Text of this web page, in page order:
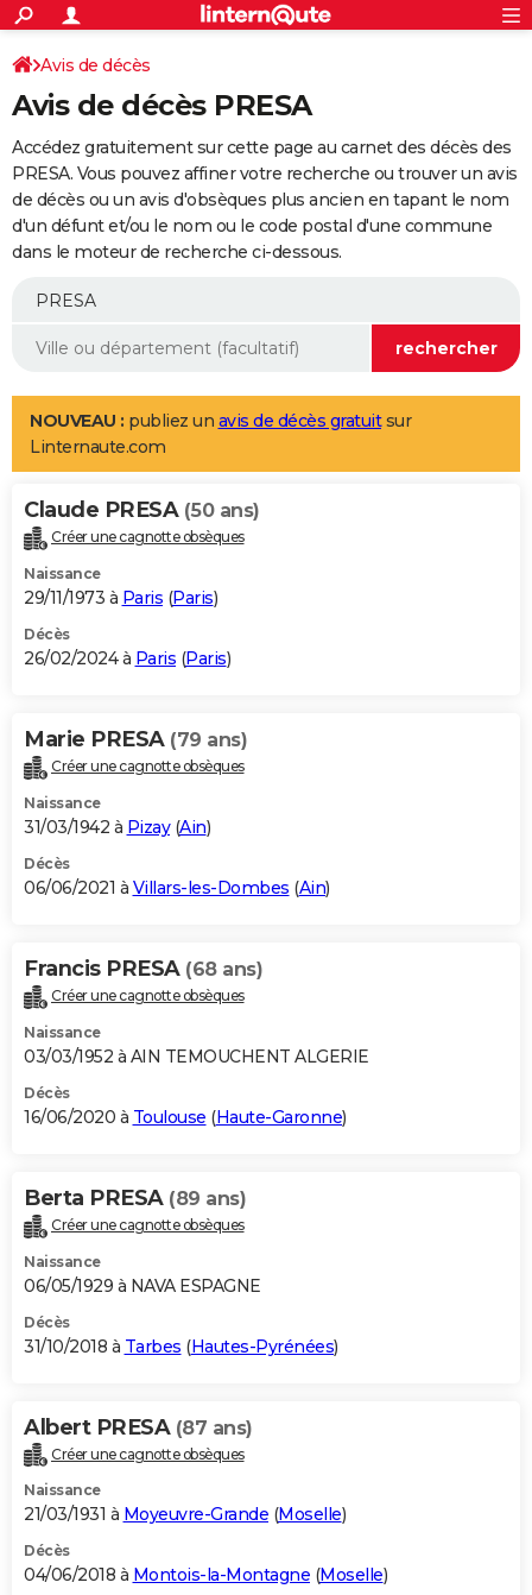
ACTUALITÉS
Politique
Société
Faits Divers
Education
Monde
Villes
+
SPORT
Coupe du monde 2026
Football
Tennis
Cyclisme
Rugby
Forum
Programme TV
TNT
Streaming
Cinéma
Sorties cinéma
Musique
+
FINANCE
Retraite
Impôts
Epargne
Immobilier
Risques naturels par ville
Banque
Assurance
Crédit
AUTO
Essais
Réserver un essai
Citadines
Berlines
SUV
Forum auto
+
Mobiles
Meilleur smartphone
Internet
Ordinateurs
Jeux vidéo
Guide high-tech
Aménagement intérieur
LIFESTYLE
Art de vivre
Bien-être
Loisirs
Mode
Modes de vie
Alimentation
Guide de la santé
Maladies
Médicaments
Sommeil
VOYAGE
Destinations
City break
Voyage nature
Voyage de noces
Forum
Climat
+PHOTO
GUIDES D'ACHAT
BONS PLANS
Carte de Noël
Carte Bonne année
Carte Saint-Valentin
Carte Pâques
Carte d'anniversaire
DICTIONNAIRE
Dictionnaire
Biographies
Citations
Expressions
Proverbes
PROGRAMME TV
S'inscrire
Se connecter
Lycées
Collèges
Primaires
Universités
Entreprises
Service militaire
Avis de recherche
AVIS DE DÉCÈS
Bricolage
Lifestyle
Culture
Sport
Auto
Television
Voyage
Cinema
Avis de décès
Avis de décès PRESA
Accédez gratuitement sur cette page au carnet des décès des
PRESA. Vous pouvez affiner votre recherche ou trouver un avis
de décès ou un avis d'obsèques plus ancien en tapant le nom
d'un défunt et/ou le nom ou le code postal d'une commune
dans le moteur de recherche ci-dessous.
NOUVEAU : publiez un avis de décès gratuitsur
Linternaute.com
Claude PRESA (50 ans)
Créer une cagnotte obsèques
Naissance
29/11/1973 à Paris (Paris)
Décès
26/02/2024 à Paris (Paris)
Marie PRESA (79 ans)
Créer une cagnotte obsèques
Naissance
31/03/1942 à Pizay(Ain)
Décès
06/06/2021 à Villars-les-Dombes (Ain)
Francis PRESA (68 ans)
Créer une cagnotte obsèques
Naissance
03/03/1952 à AIN TEMOUCHENT ALGERIE
Décès
16/06/2020 à Toulouse (Haute-Garonne)
Berta PRESA (89 ans)
Créer une cagnotte obsèques
Naissance
06/05/1929 à NAVA ESPAGNE
Décès
31/10/2018 à Tarbes (Hautes-Pyrénées)
Albert PRESA (87 ans)
Créer une cagnotte obsèques
Naissance
21/03/1931 à Moyeuvre-Grande (Moselle)
Décès
04/06/2018 à Montois-la-Montagne (Moselle)